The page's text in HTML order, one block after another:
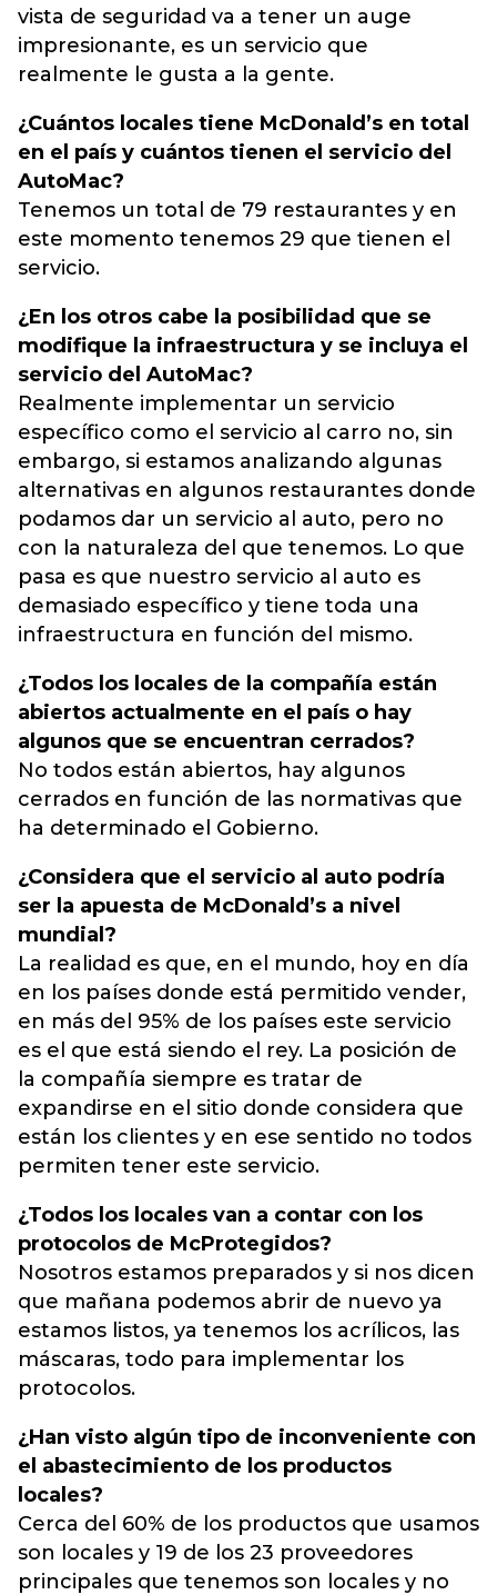
vista de seguridad va a tener un auge
impresionante, es un servicio que
realmente le gusta a la gente.
¿Cuántos locales tiene McDonald’s en total
en el país y cuántos tienen el servicio del
AutoMac?
Tenemos un total de 79 restaurantes y en
este momento tenemos 29 que tienen el
servicio.
¿En los otros cabe la posibilidad que se
modifique la infraestructura y se incluya el
servicio del AutoMac?
Realmente implementar un servicio
específico como el servicio al carro no, sin
embargo, si estamos analizando algunas
alternativas en algunos restaurantes donde
podamos dar un servicio al auto, pero no
con la naturaleza del que tenemos. Lo que
pasa es que nuestro servicio al auto es
demasiado específico y tiene toda una
infraestructura en función del mismo.
¿Todos los locales de la compañía están
abiertos actualmente en el país o hay
algunos que se encuentran cerrados?
No todos están abiertos, hay algunos
cerrados en función de las normativas que
ha determinado el Gobierno.
¿Considera que el servicio al auto podría
ser la apuesta de McDonald’s a nivel
mundial?
La realidad es que, en el mundo, hoy en día
en los países donde está permitido vender,
en más del 95% de los países este servicio
es el que está siendo el rey. La posición de
la compañía siempre es tratar de
expandirse en el sitio donde considera que
están los clientes y en ese sentido no todos
permiten tener este servicio.
¿Todos los locales van a contar con los
protocolos de McProtegidos?
Nosotros estamos preparados y si nos dicen
que mañana podemos abrir de nuevo ya
estamos listos, ya tenemos los acrílicos, las
máscaras, todo para implementar los
protocolos.
¿Han visto algún tipo de inconveniente con
el abastecimiento de los productos
locales?
Cerca del 60% de los productos que usamos
son locales y 19 de los 23 proveedores
principales que tenemos son locales y no